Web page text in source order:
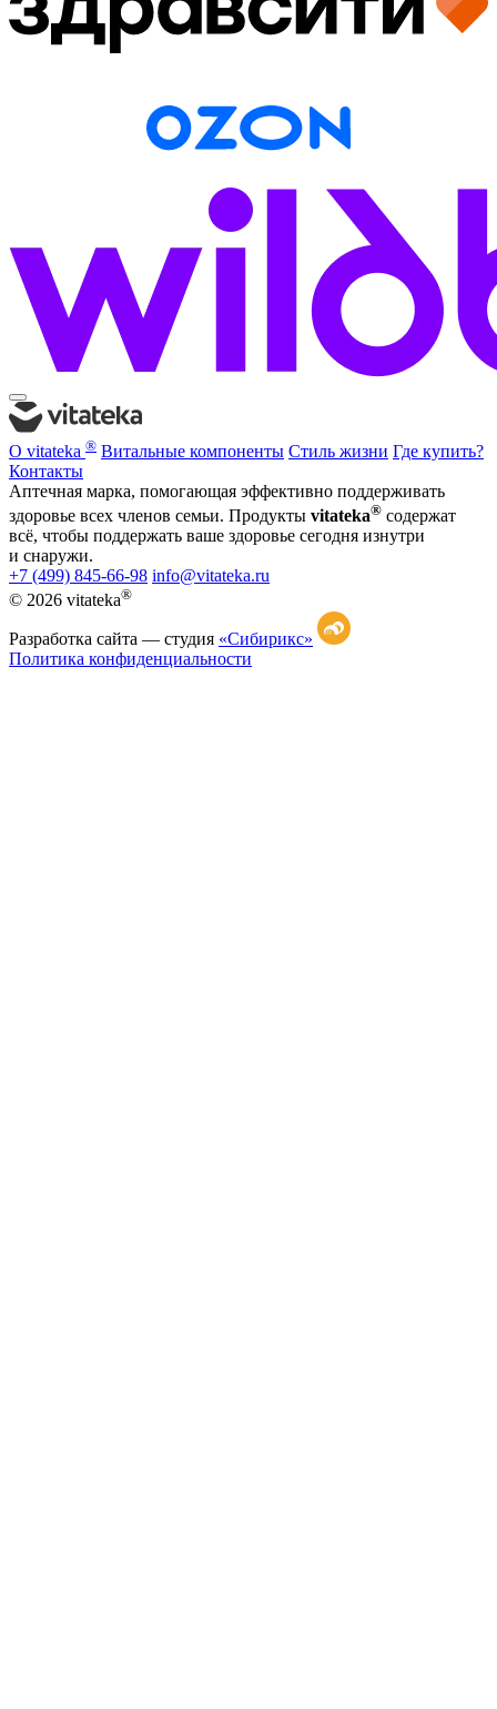
О vitateka ® Витальные компоненты Стиль жизни Где купить?
Контакты
Аптечная марка, помогающая эффективно поддерживать
здоровье всех членов семьи. Продукты vitateka® содержат
всё, чтобы поддержать ваше здоровье сегодня изнутри
и снаружи.
+7 (499) 845-66-98 info@vitateka.ru
© 2026 vitateka®
Разработка сайта — студия «Сибирикс»
Политика конфиденциальности